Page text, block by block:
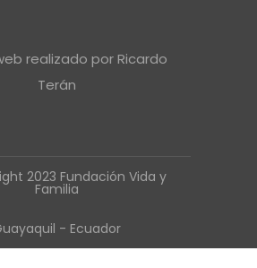
realizado porRicardo
Terán
2023 Fundación Vida y
Familia
- Ecuador